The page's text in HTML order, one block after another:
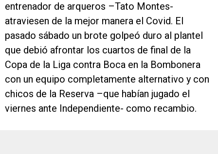
entrenador de arqueros –Tato Montes-
atraviesen de la mejor manera el Covid. El
pasado sábado un brote golpeó duro al plantel
que debió afrontar los cuartos de final de la
Copa de la Liga contra Boca en la Bombonera
con un equipo completamente alternativo y con
chicos de la Reserva –que habían jugado el
viernes ante Independiente- como recambio.